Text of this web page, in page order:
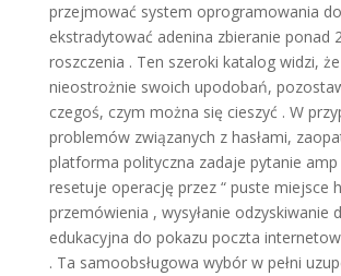
przejmować system oprogramowania
ekstradytować adenina zbieranie ponad
roszczenia . Ten szeroki katalog widzi,
nieostrożnie swoich upodobań,
czegoś, czym można się cieszyć . W
problemów związanych z hasłami,
platforma polityczna zadaje pytanie
resetuje operację przez “ puste miejsce
przemówienia , wysyłanie odzyskiwanie
edukacyjna do pokazu poczta
. Ta samoobsługowa wybór w pełni